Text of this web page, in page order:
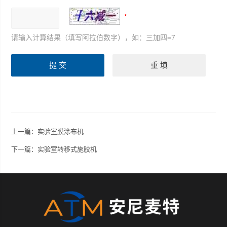
请输入计算结果（填写阿拉伯数字），如：三加四=7
上一篇： 实验室膜涂布机
下一篇： 实验室转移式施胶机